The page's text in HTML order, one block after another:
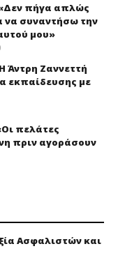
πήγα απλώς
να συναντήσω την
μου»
Άντρη Ζαννεττή
εκπαίδευσης με
πελάτες
πριν αγοράσουν
Ασφαλιστών και